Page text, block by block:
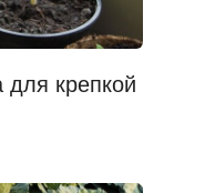
крепкой